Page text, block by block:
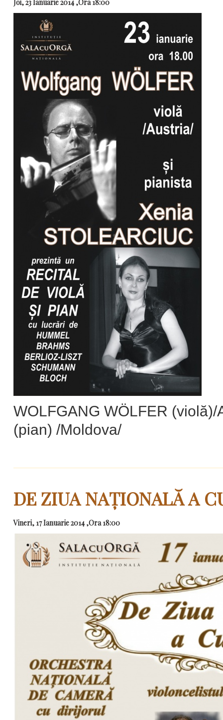
Joi, 23 Ianuarie 2014 ,Ora 18:00
WOLFGANG WÖLFER
(pian) /Moldova/
DE ZIUA NAȚIONALĂ A
Vineri, 17 Ianuarie 2014 ,Ora 18:00